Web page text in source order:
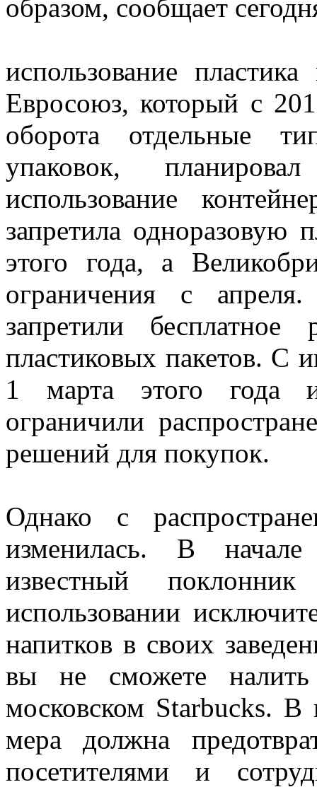
образом, сообщает
использование
Евросоюз, который с
оборота отдельные
упаковок,
использование
запретила одноразовую
этого года, а
ограничения с
запретили бесплатное
пластиковых пакетов. С
1 марта этого года
ограничили
решений для покупок.
Однако с
изменилась. В
известный
использовании
напитков в своих
вы не сможете
московском Starbucks. В
мера должна
посетителями и